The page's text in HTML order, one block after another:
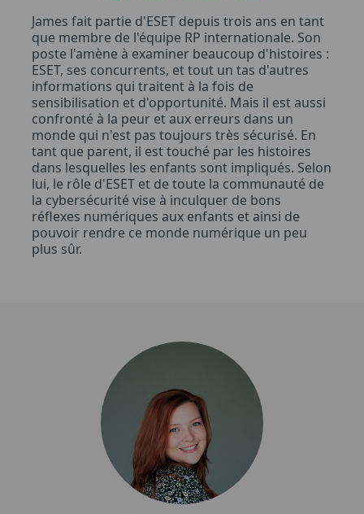
James fait partie d'ESET depuis trois ans en tant
que membre de l'équipe RP internationale. Son
poste l'amène à examiner beaucoup d'histoires :
ESET, ses concurrents, et tout un tas d'autres
informations qui traitent à la fois de
sensibilisation et d'opportunité. Mais il est aussi
confronté à la peur et aux erreurs dans un
monde qui n'est pas toujours très sécurisé. En
tant que parent, il est touché par les histoires
dans lesquelles les enfants sont impliqués. Selon
lui, le rôle d'ESET et de toute la communauté de
la cybersécurité vise à inculquer de bons
réflexes numériques aux enfants et ainsi de
pouvoir rendre ce monde numérique un peu
plus sûr.